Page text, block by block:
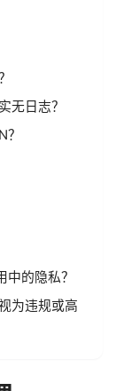
无日志？
的隐私？
为违规或高